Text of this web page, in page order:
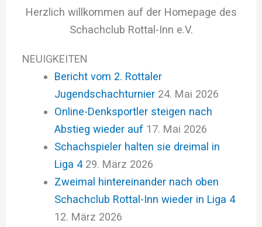
Herzlich willkommen auf der Homepage des
Schachclub Rottal-Inn e.V.
NEUIGKEITEN
Bericht vom 2. Rottaler
Jugendschachturnier 24. Mai 2026
Online-Denksportler steigen nach
Abstieg wieder auf 17. Mai 2026
Schachspieler halten sie dreimal in
Liga 4 29. März 2026
Zweimal hintereinander nach oben
Schachclub Rottal-Inn wieder in Liga 4
12. März 2026